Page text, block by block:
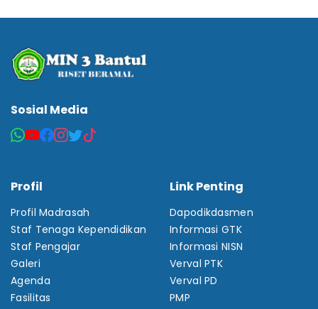
Sosial Media
Profil
Profil Madrasah
Staf Tenaga Kependidikan
Staf Pengajar
Galeri
Agenda
Fasilitas
Link Penting
Dapodikdasmen
Informasi GTK
Informasi NISN
Verval PTK
Verval PD
PMP